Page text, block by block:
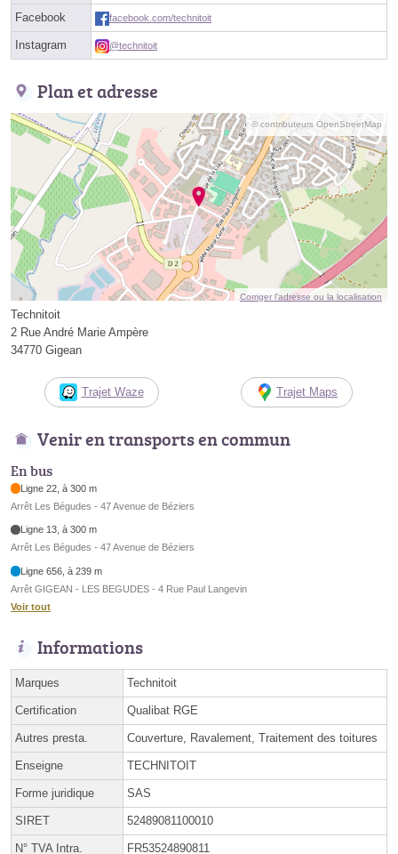
Facebook facebook.com/technitoit
Instagram @technitoit
Plan et adresse
© contributeurs OpenStreetMap
Corriger l’adresse ou la localisation
Technitoit
2 Rue André Marie Ampère
34770 Gigean
Trajet Waze Trajet Maps
Venir en transports en commun
En bus
Ligne 22, à 300 m
Arrêt Les Bégudes - 47 Avenue de Béziers
Ligne 13, à 300 m
Arrêt Les Bégudes - 47 Avenue de Béziers
Ligne 656, à 239 m
Arrêt GIGEAN - LES BEGUDES - 4 Rue Paul Langevin
Voir tout
Informations
Marques Technitoit
Certification Qualibat RGE
Autres presta. Couverture, Ravalement, Traitement des toitures
Enseigne TECHNITOIT
Forme juridique SAS
SIRET 52489081100010
N° TVA Intra. FR53524890811